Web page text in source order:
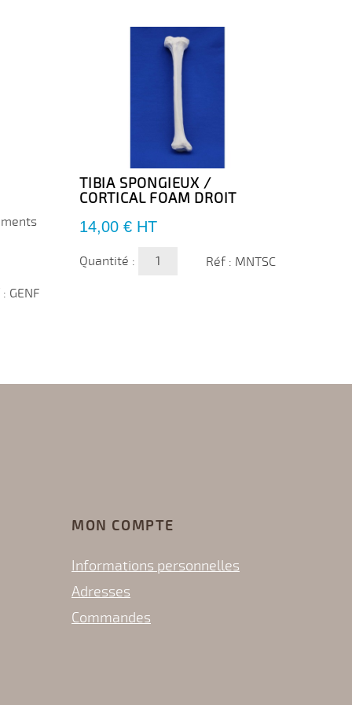
GENF
TIBIA SPONGIEUX /
CORTICAL FOAM DROIT
Prix
14,00 € HT
Quantité : Réf : MNTSC
MON COMPTE
Informations personnelles
Adresses
Commandes